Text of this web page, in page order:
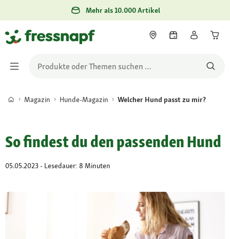
Mehr als 10.000 Artikel
Magazin Hunde-Magazin Welcher Hund passt zu mir?
So findest du den passenden Hund
05.05.2023 - Lesedauer: 8 Minuten